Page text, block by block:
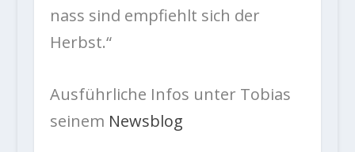
nass sind empfiehlt sich der
Herbst.“
Ausführliche Infos unter Tobias
seinem Newsblog